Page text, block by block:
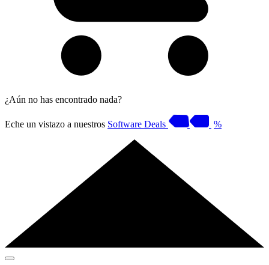
¿Aún no has encontrado nada?
Eche un vistazo a nuestros Software Deals %